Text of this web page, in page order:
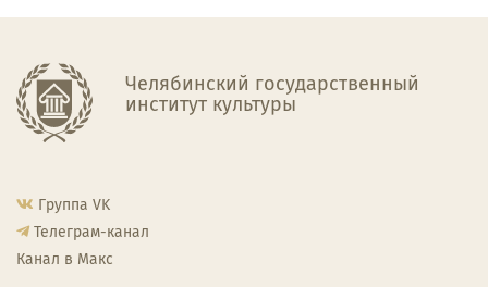
Челябинский государственный
институт культуры
Группа VK
Телеграм-канал
Канал в Макс